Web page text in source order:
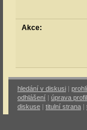
Akce:
hledání v diskusi |
odhlášení | úprava
diskuse | titulní strana |